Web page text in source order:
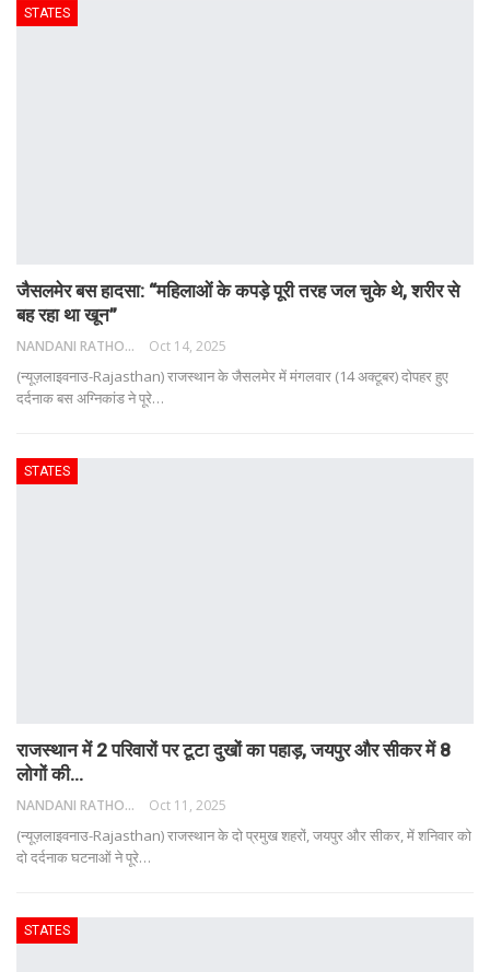
STATES
जैसलमेर बस हादसा: “महिलाओं के कपड़े पूरी तरह जल चुके थे, शरीर से
बह रहा था खून”
NANDANI RATHORE Oct 14, 2025
(न्यूज़लाइवनाउ-Rajasthan) राजस्थान के जैसलमेर में मंगलवार (14 अक्टूबर) दोपहर हुए
दर्दनाक बस अग्निकांड ने पूरे…
STATES
राजस्थान में 2 परिवारों पर टूटा दुखों का पहाड़, जयपुर और सीकर में 8
लोगों की…
NANDANI RATHORE Oct 11, 2025
(न्यूज़लाइवनाउ-Rajasthan) राजस्थान के दो प्रमुख शहरों, जयपुर और सीकर, में शनिवार को
दो दर्दनाक घटनाओं ने पूरे…
STATES